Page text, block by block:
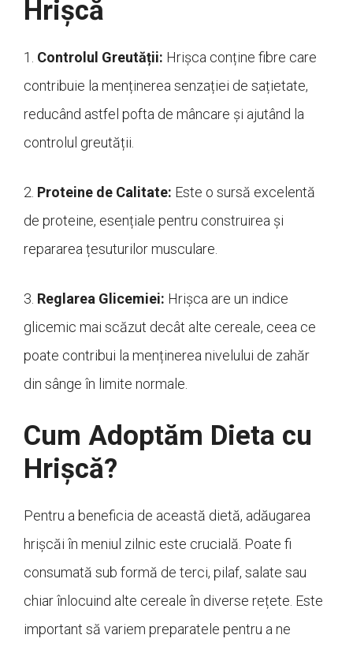
Hrișcă
1. Controlul Greutății: Hrișca conține fibre care
contribuie la menținerea senzației de sațietate,
reducând astfel pofta de mâncare și ajutând la
controlul greutății.
2. Proteine de Calitate: Este o sursă excelentă
de proteine, esențiale pentru construirea și
repararea țesuturilor musculare.
3. Reglarea Glicemiei: Hrișca are un indice
glicemic mai scăzut decât alte cereale, ceea ce
poate contribui la menținerea nivelului de zahăr
din sânge în limite normale.
Cum Adoptăm Dieta cu
Hrișcă?
Pentru a beneficia de această dietă, adăugarea
hrișcăi în meniul zilnic este crucială. Poate fi
consumată sub formă de terci, pilaf, salate sau
chiar înlocuind alte cereale în diverse rețete. Este
important să variem preparatele pentru a ne